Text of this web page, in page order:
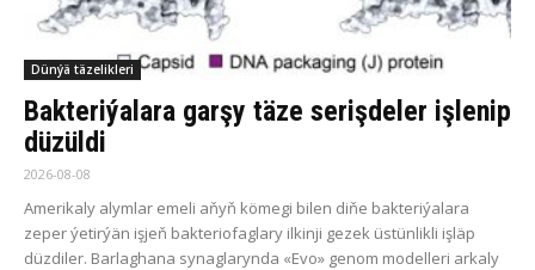
Dünýä täzelikleri
Bakteriýalara garşy täze serişdeler işlenip
düzüldi
2026-08-08
Amerikaly alymlar emeli aňyň kömegi bilen diňe bakteriýalara
zeper ýetirýän işjeň bakteriofaglary ilkinji gezek üstünlikli işläp
düzdiler. Barlaghana synaglarynda «Evo» genom modelleri arkaly